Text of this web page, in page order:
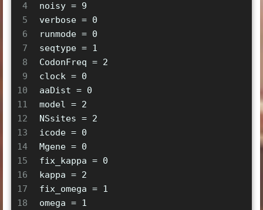
4
5
6
7
8
9
10
11
12
13
14
15
16
17
18
noisy = 9
verbose = 0
runmode = 0
seqtype = 1
CodonFreq = 2
clock = 0
aaDist = 0
model = 2
NSsites = 2
icode = 0
Mgene = 0
fix_kappa = 0
kappa = 2
fix_omega = 1
omega = 1